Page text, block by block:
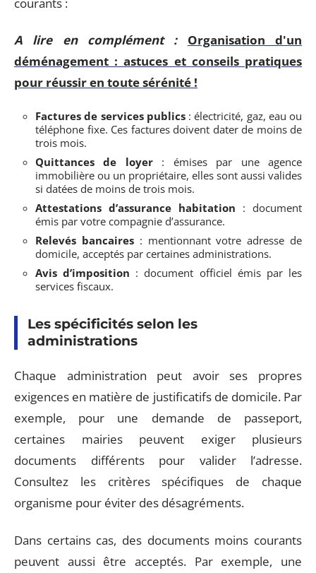
A lire en complément :
Organisation d'un
déménagement : astuces et conseils pratiques
pour réussir en toute sérénité !
Factures de services publics: électricité, gaz, eau ou
téléphone fixe. Ces factures doivent dater de moins de
trois mois.
Quittances de loyer: émises par une agence
immobilière ou un propriétaire, elles sont aussi valides
si datées de moins de trois mois.
Attestations d’assurance habitation : document
émis par votre compagnie d’assurance.
Relevés bancaires: mentionnant votre adresse de
domicile, acceptés par certaines administrations.
Avis d’imposition : document officiel émis par les
services fiscaux.
Les spécificités selon les
administrations
Chaque administration peut avoir ses propres
exigences en matière de justificatifs de domicile. Par
exemple, pour une demande de passeport,
certaines mairies peuvent exiger plusieurs
documents différents pour valider l’adresse.
Consultez les critères spécifiques de chaque
organisme pour éviter des désagréments.
Dans certains cas, des documents moins courants
peuvent aussi être acceptés. Par exemple, une